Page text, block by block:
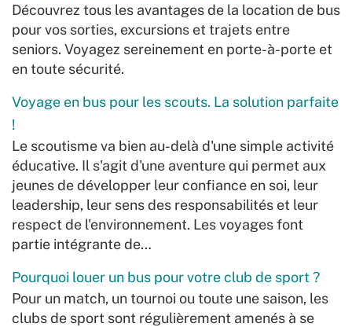
Découvrez tous les avantages de la location de bus
pour vos sorties, excursions et trajets entre
seniors. Voyagez sereinement en porte-à-porte et
en toute sécurité.
Voyage en bus pour les scouts. La solution parfaite
!
Le scoutisme va bien au-delà d'une simple activité
éducative. Il s'agit d'une aventure qui permet aux
jeunes de développer leur confiance en soi, leur
leadership, leur sens des responsabilités et leur
respect de l'environnement. Les voyages font
partie intégrante de…
Pourquoi louer un bus pour votre club de sport ?
Pour un match, un tournoi ou toute une saison, les
clubs de sport sont régulièrement amenés à se